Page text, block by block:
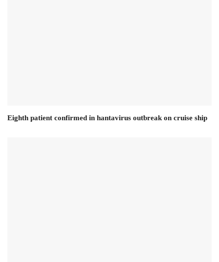
Eighth patient confirmed in hantavirus outbreak on cruise ship